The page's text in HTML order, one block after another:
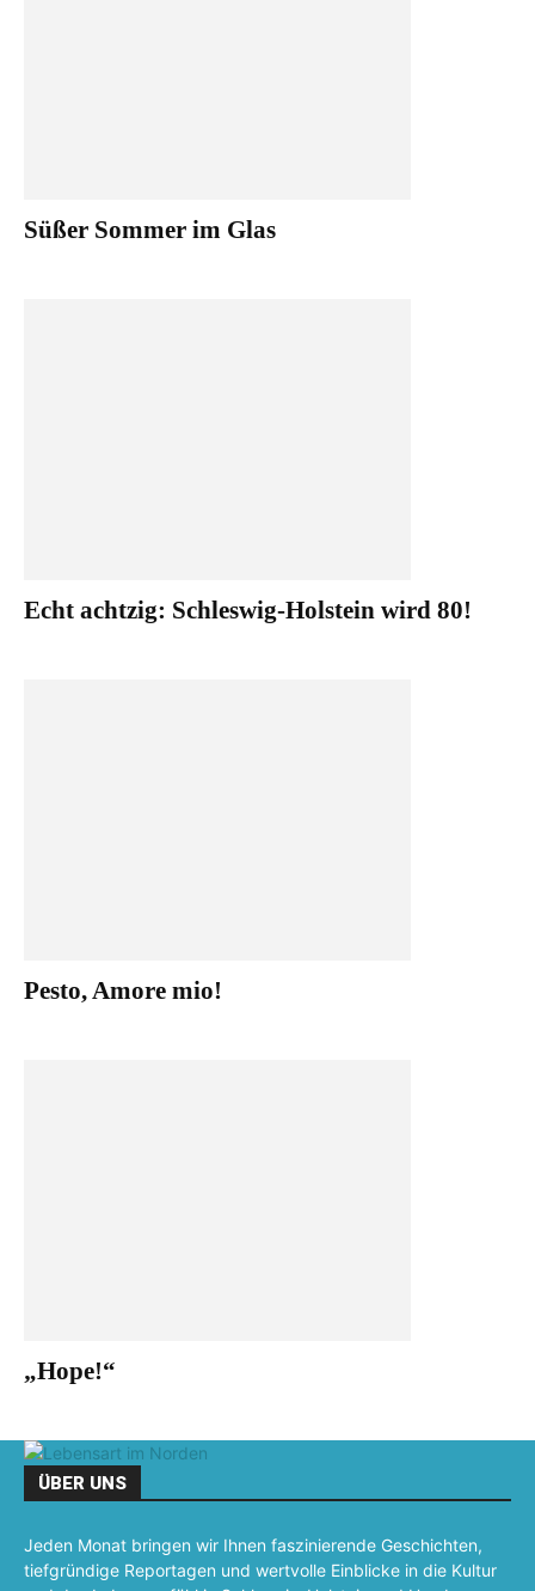
Süßer Sommer im Glas
Echt achtzig: Schleswig-Holstein wird 80!
Pesto, Amore mio!
„Hope!“
ÜBER UNS
Jeden Monat bringen wir Ihnen faszinierende Geschichten,
tiefgründige Reportagen und wertvolle Einblicke in die Kultur